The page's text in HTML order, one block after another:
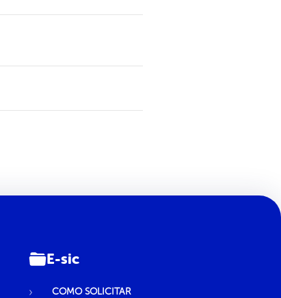
E-sic
COMO SOLICITAR